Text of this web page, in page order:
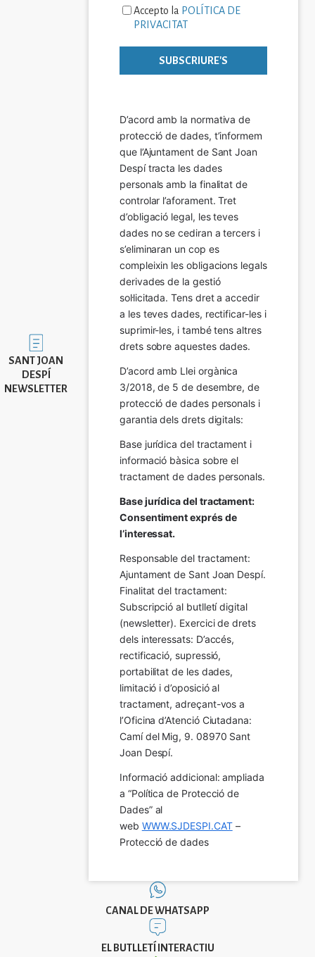
Imatge
SANT JOAN
DESPÍ
NEWSLETTER
Accepto la POLÍTICA DE
PRIVACITAT
D’acord amb la normativa de
protecció de dades, t’informem
que l’Ajuntament de Sant Joan
Despí tracta les dades
personals amb la finalitat de
controlar l’aforament. Tret
d’obligació legal, les teves
dades no se cediran a tercers i
s’eliminaran un cop es
compleixin les obligacions legals
derivades de la gestió
sol·licitada. Tens dret a accedir
a les teves dades, rectificar-les i
suprimir-les, i també tens altres
drets sobre aquestes dades.
D’acord amb Llei orgànica
3/2018, de 5 de desembre, de
protecció de dades personals i
garantia dels drets digitals:
Base jurídica del tractament i
informació bàsica sobre el
tractament de dades personals.
Base jurídica del tractament:
Consentiment exprés de
l’interessat.
Responsable del tractament:
Ajuntament de Sant Joan Despí.
Finalitat del tractament:
Subscripció al butlletí digital
(newsletter). Exercici de drets
dels interessats: D’accés,
rectificació, supressió,
portabilitat de les dades,
limitació i d’oposició al
tractament, adreçant-vos a
l’Oficina d’Atenció Ciutadana:
Camí del Mig, 9. 08970 Sant
Joan Despí.
Informació addicional: ampliada
a “Política de Protecció de
Dades” al
web WWW.SJDESPI.CAT –
Protecció de dades
CANAL DE WHATSAPP
EL BUTLLETÍ INTERACTIU